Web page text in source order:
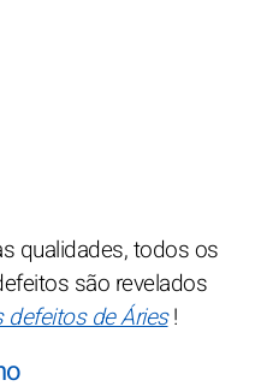
qualidades, todos os
são revelados
defeitos de Áries!